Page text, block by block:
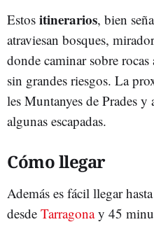
Estos itinerarios, bien
atraviesan bosques,
donde caminar sobre rocas
sin grandes riesgos. La
les Muntanyes de Prades
algunas escapadas.
Cómo llegar
Además es fácil llegar
desde Tarragonay 45